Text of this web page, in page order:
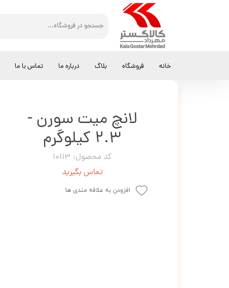
خانه فروشگاه بلاگ درباره ما تماس با ما کالاگستر مهرداد کالباس لانچ میت سورن - 2.3 کیلوگرم
لانچ میت سورن -
2.3 کیلوگرم
کد محصول: 10113
تماس بگیرید
افزودن به علاقه مندی ها